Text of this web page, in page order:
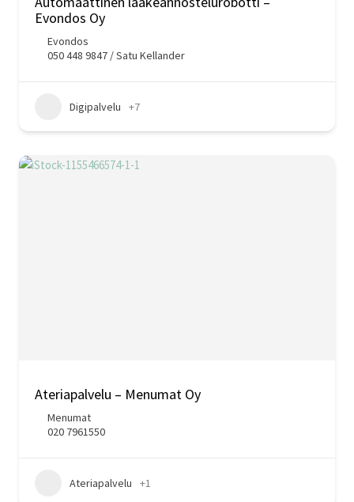
Evondos Oy
Evondos
050 448 9847 / Satu Kellander
Digipalvelu +7
Ateriapalvelu – Menumat Oy
Menumat
020 7961550
Ateriapalvelu +1